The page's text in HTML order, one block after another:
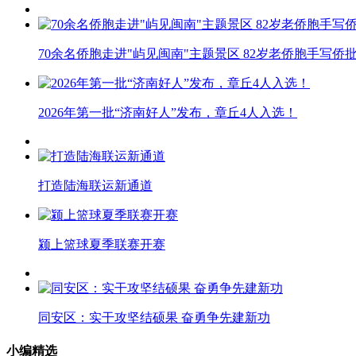
70余名侨胞走进"屿见闽南"主题景区 82岁老侨胞手写侨
2026年第一批“济南好人”发布，章丘4人入选！
打造陆海联运新通道
颍上篮球夏季联赛开赛
同安区：实干攻坚结硕果 奋勇争先建新功
小编精选